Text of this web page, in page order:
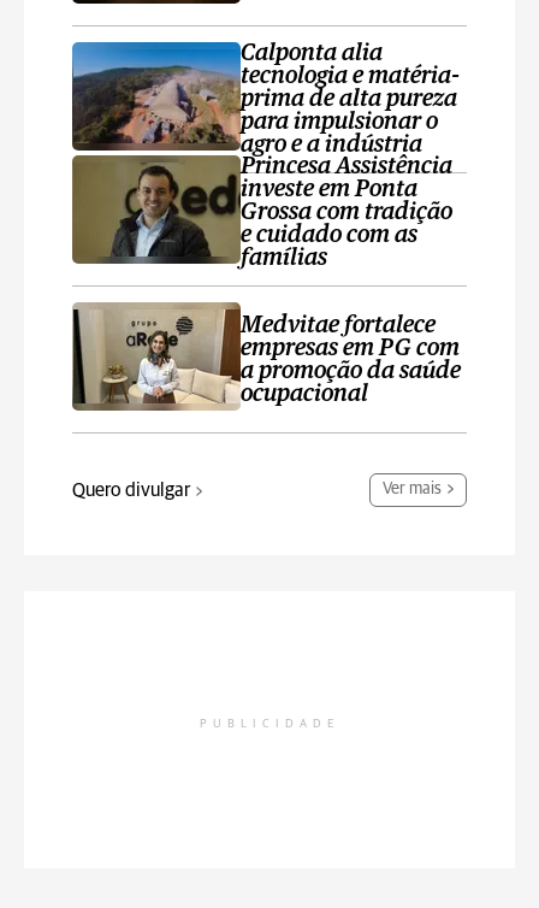
Calponta alia
tecnologia e matéria-
prima de alta pureza
para impulsionar o
agro e a indústria
Princesa Assistência
investe em Ponta
Grossa com tradição
e cuidado com as
famílias
Medvitae fortalece
empresas em PG com
a promoção da saúde
ocupacional
Quero divulgar Ver mais
PUBLICIDADE